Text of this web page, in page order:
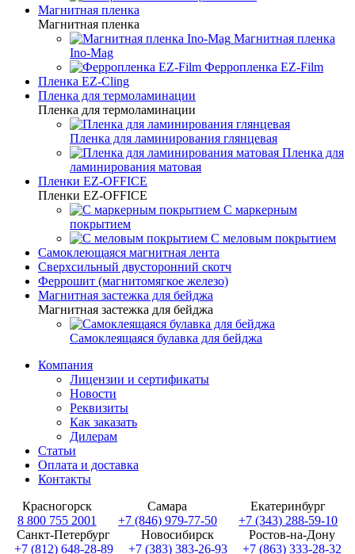
Магнитная пленка
Магнитная пленка
Магнитная пленка
Ino-Mag
Ферропленка EZ-Film
Пленка EZ-Cling
Пленка для термоламинации
Пленка для термоламинации
Пленка для ламинирования глянцевая
Пленка для
ламинирования матовая
Пленки EZ-OFFICE
Пленки EZ-OFFICE
С маркерным
покрытием
С меловым покрытием
Самоклеющаяся магнитная лента
Сверхсильный двусторонний скотч
Феррошит (магнитомягкое железо)
Магнитная застежка для бейджа
Магнитная застежка для бейджа
Самоклеящаяся булавка для бейджа
Компания
Лицензии и сертификаты
Новости
Реквизиты
Как заказать
Дилерам
Статьи
Оплата и доставка
Контакты
Красногорск
8 800 755 2001
Самара
+7 (846) 979-77-50
Екатеринбург
+7 (343) 288-59-10
Санкт-Петербург
+7 (812) 648-28-89
Новосибирск
+7 (383) 383-26-93
Ростов-на-Дону
+7 (863) 333-28-32